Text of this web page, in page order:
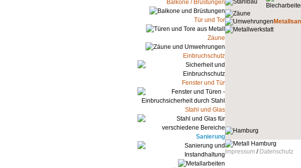
Balkone / Brüstungen
Tür und Tor
Zäune
Einbruchschutz
Fenster und Tür
Stahl und Glas
Sanierung
Impressum / Datenschutz